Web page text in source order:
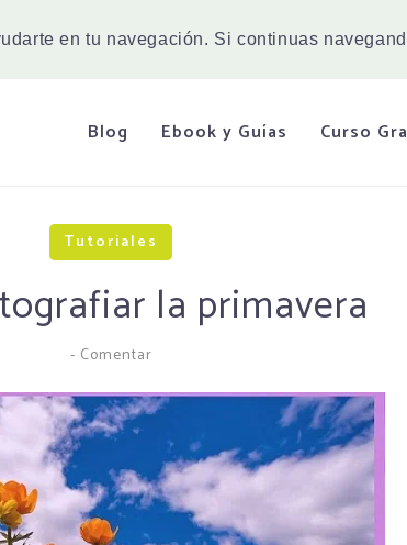
en tu navegación. Si continuas
Blog Ebook y Guías Curso
Tutoriales
la primavera
- Comentar